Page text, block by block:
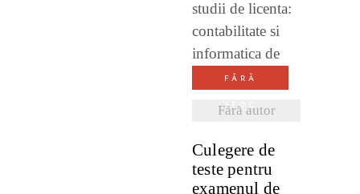
FĂRĂ
STOC
Fără autor
Culegere de
teste pentru
examenul de